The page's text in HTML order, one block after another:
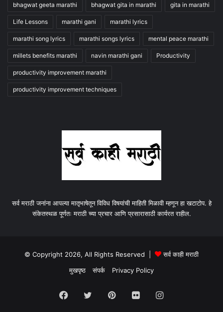
bhagwat geeta marathi bhagwat gita in marathi gita in marathi
Life Lessons marathi gani marathi lyrics
marathi song lyrics marathi songs lyrics mental peace marathi
millets benefits marathi navin marathi gani Productivity
productivity improvement marathi
productivity improvement techniques
सर्व मराठी जनांना आपल्या मातृभाषेतून विविध विषयांची माहिती मिळावी म्हणून हा खटाटोप. हे
संकेतस्थळ पूर्णतः मराठी च्या प्रचार आणि प्रसारासाठी कार्यरत राहील.
© Copyright 2026, All Rights Reserved |
सर्व काही मराठी
मुखपृष्ठ
संपर्क Privacy Policy
Facebook
TwitterPinterestFlickrInstagram